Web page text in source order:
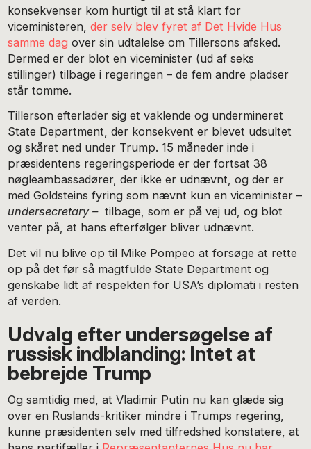
konsekvenser kom hurtigt til at stå klart for
viceministeren,der selv blev fyret af Det Hvide Hus
samme dag over sin udtalelse om Tillersons afsked.
Dermed er der blot en viceminister (ud af seks
stillinger) tilbage i regeringen – de fem andre pladser
står tomme.
Tillerson efterlader sig et vaklende og undermineret
State Department, der konsekvent er blevet udsultet
og skåret ned under Trump. 15 måneder inde i
præsidentens regeringsperiode er der fortsat 38
nøgleambassadører, der ikke er udnævnt, og der er
med Goldsteins fyring som nævnt kun en viceminister –
undersecretary –tilbage, som er på vej ud, og blot
venter på, at hans efterfølger bliver udnævnt.
Det vil nu blive op til Mike Pompeo at forsøge at rette
op på det før så magtfulde State Department og
genskabe lidt af respekten for USA’s diplomati i resten
af verden.
Udvalg efter undersøgelse af
russisk indblanding: Intet at
bebrejde Trump
Og samtidig med, at Vladimir Putin nu kan glæde sig
over en Ruslands-kritiker mindre i Trumps regering,
kunne præsidenten selv med tilfredshed konstatere, at